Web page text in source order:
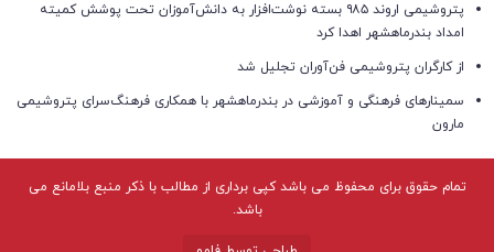
پتروشیمی اروند ۹۸۵ بسته نوشت‌افزار به دانش‌آموزان تحت پوشش کمیته
امداد بندرماهشهر اهدا کرد
از کارگران پتروشیمی فن‌آوران تجلیل شد
سمینارهای فرهنگی و آموزشی در بندرماهشهر با همکاری فرهنگ‌سرای پتروشیمی
مارون
تمام حقوق برای محفوظ می باشد کپی برداری از مطالب با ذکر منبع بلامانع می
باشد.